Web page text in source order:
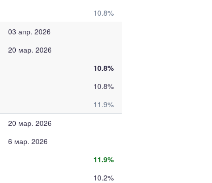
10.8%
03 апр. 2026
20 мар. 2026
10.8%
10.8%
11.9%
20 мар. 2026
6 мар. 2026
11.9%
10.2%